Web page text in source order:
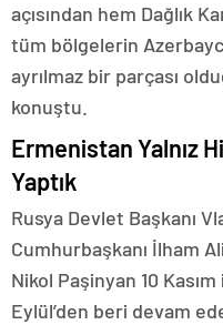
açısından hem Dağlık
tüm bölgelerin
ayrılmaz bir parçası
konuştu.
Ermenistan Yalnız
Yaptık
Rusya Devlet Başkanı
Cumhurbaşkanı İlham
Nikol Paşinyan 10
Eylül’den beri devam